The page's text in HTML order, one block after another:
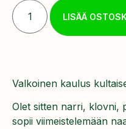
LISÄÄ
Valkoinen kaulus
Olet sitten narri, klovni,
sopii viimeistelemään